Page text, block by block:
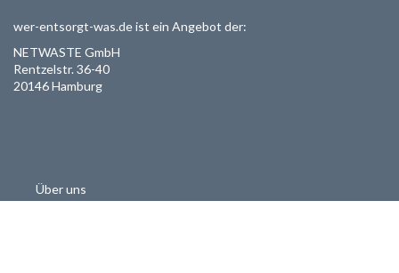
wer-entsorgt-was.de ist ein Angebot der:
NETWASTE GmbH
Rentzelstr. 36-40
20146 Hamburg
Über uns